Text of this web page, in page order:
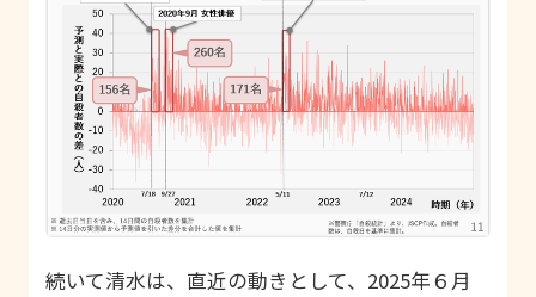
続いて清水は、直近の動きとして、2025年６月